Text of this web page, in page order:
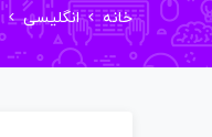
خانه انگلیسی